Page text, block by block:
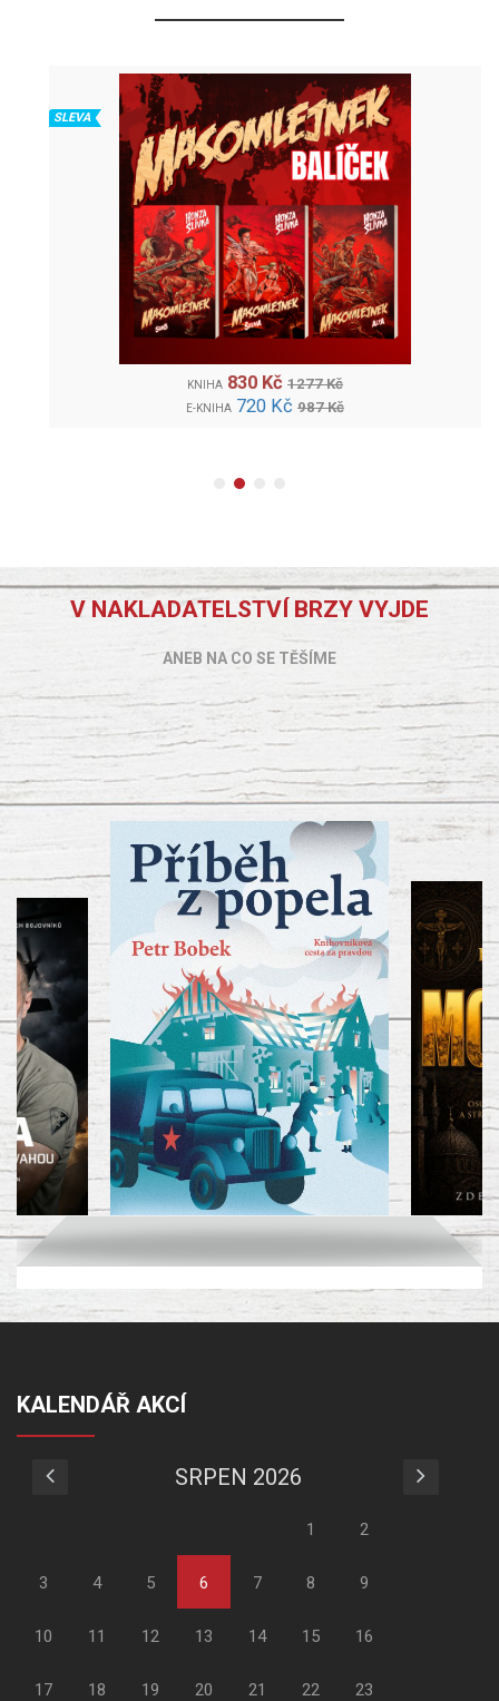
SLEVA
KNIHA 830 Kč 1277 Kč
E-KNIHA 720 Kč 987 Kč
V NAKLADATELSTVÍ BRZY VYJDE
ANEB NA CO SE TĚŠÍME
KALENDÁŘ AKCÍ
SRPEN 2026
1 2
3 4 5 6 7 8 9
10 11 12 13 14 15 16
17 18 19 20 21 22 23